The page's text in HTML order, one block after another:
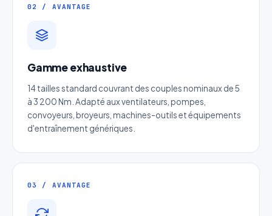
02 / AVANTAGE
Gamme exhaustive
14 tailles standard couvrant des couples nominaux de 5
à 3 200 Nm. Adapté aux ventilateurs, pompes,
convoyeurs, broyeurs, machines-outils et équipements
d'entraînement génériques.
03 / AVANTAGE
Devis Limiteur de sécurité à
soufflet métallique
Réponse sous 24h — Sans engagement
Nom complet*
Email